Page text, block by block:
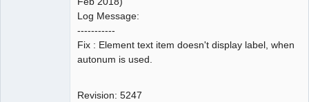
Log Message:
-----------
Fix : Element text item doesn't display label, when
autonum is used.
Revision: 5247